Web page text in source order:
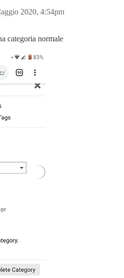
2020, 4:54pm
categoria normale